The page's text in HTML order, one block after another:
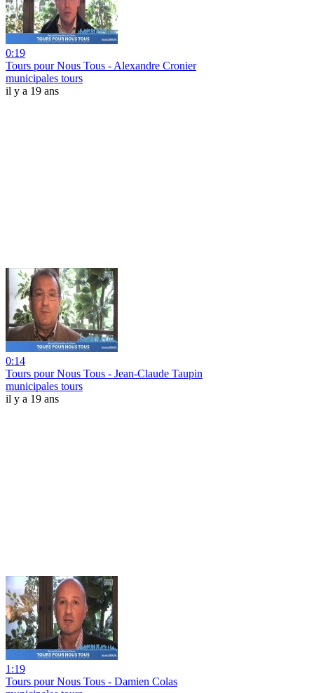
0:19
Tours pour Nous Tous - Alexandre Cronier
municipales tours
il y a 19 ans
0:14
Tours pour Nous Tous - Jean-Claude Taupin
municipales tours
il y a 19 ans
1:19
Tours pour Nous Tous - Damien Colas